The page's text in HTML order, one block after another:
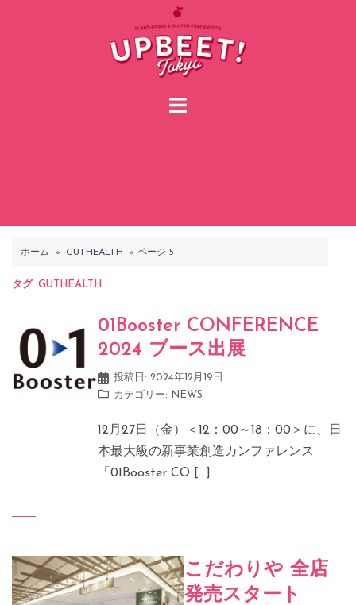
ホーム » GUTHEALTH » ページ 5
タグ: GUTHEALTH
01Booster CONFERENCE
2024 ブース出展
投稿日: 2024年12月19日
カテゴリー:
NEWS
12月27日（金）＜12：00～18：00＞に、日
本最大級の新事業創造カンファレンス
「01Booster CO […]
こだわりや 全店
発売スタート